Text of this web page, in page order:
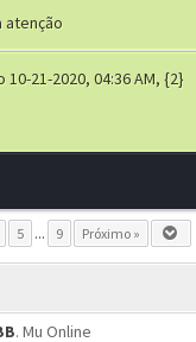
atenção
10-21-2020, 04:36 AM, {2}
5 ... 9 Próximo »
. Mu Online